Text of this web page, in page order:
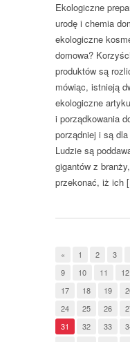
Ekologiczne
urodę i chemia
ekologiczne
domowa?
produktów są
mówiąc, istnieją
ekologiczne
i porządkowania
porządniej i są
Ludzie są
gigantów z
przekonać, iż ich
« 1 2 3
9
10 11 12
17
18 19
24
25 26
31
32 33